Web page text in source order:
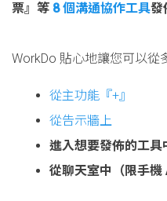
票』等 8 個溝通協作工具發
WorkDo 貼心地讓您可以從
從主功能『+』
從告示牆上
進入想要發佈的工具
從聊天室中（限手機